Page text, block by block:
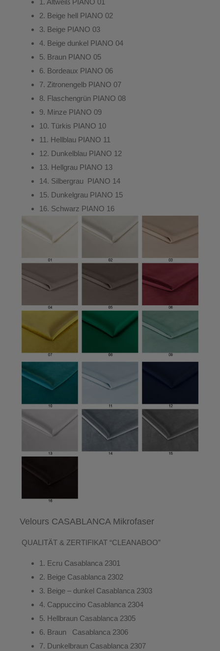
1. Altweiß PIANO 01
2. Beige hell PIANO 02
3. Beige PIANO 03
4. Beige dunkel PIANO 04
5. Braun PIANO 05
6. Bordeaux PIANO 06
7. Zitronengelb PIANO 07
8. Flaschengrün PIANO 08
9. Minze PIANO 09
10. Türkis PIANO 10
11. Hellblau PIANO 11
12. Dunkelblau PIANO 12
13. Hellgrau PIANO 13
14. Silbergrau PIANO 14
15. Dunkelgrau PIANO 15
16. Schwarz PIANO 16
Velours CASABLANCA Mikrofaser
QUALITÄT & ZERTIFIKAT “CLEANABOO”
1. Ecru Casablanca 2301
2. Beige Casablanca 2302
3. Beige – dunkel Casablanca 2303
4. Cappuccino Casablanca 2304
5. Hellbraun Casablanca 2305
6. Braun
Casablanca 2306
7. Dunkelbraun Casablanca 2307